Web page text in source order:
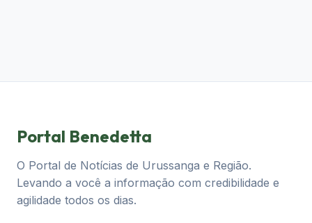
Portal Benedetta
O Portal de Notícias de Urussanga e Região.
Levando a você a informação com credibilidade e
agilidade todos os dias.